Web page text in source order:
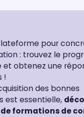
pour
: trouvez le
et obtenez une
!
des bonnes
est essentielle,
formations de